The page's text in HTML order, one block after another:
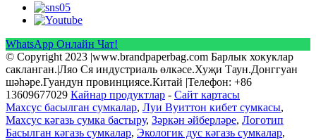
WhatsApp Онлайн Чат!
© Copyright 2023 |www.brandpaperbag.com Барлык хокуклар
сакланган.|Ляо Ся индустриаль өлкәсе.Хуҗи Таун.Донггуан
шәһәре.Гуандун провинциясе.Китай |Телефон: +86
13609677029 Кайнар продуктлар - Сайт картасы
Махсус басылган сумкалар, Луи Вуиттон кибет сумкасы,
Махсус кәгазь сумка бастыру, Зәркән әйберләре, Логотип
Басылган кәгазь сумкалар, Экологик дус кәгазь сумкалар,